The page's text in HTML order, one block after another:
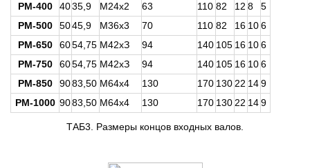
РМ-400
4035,9 М24x2 63 110 82 12 8
5
PM-500
5045,9 М36x3 70 110 82 16 106
РМ-650
6054,75 М42xЗ 94 140 105 16 106
РМ-750
6054,75 М42xЗ 94 140 105 16 106
РМ-850
9083,50 М64x4 130 170 130 22 149
РМ-1000 9083,50 М64x4 130 170 130 22 149
ТАБ3. Размеры концов входных валов.